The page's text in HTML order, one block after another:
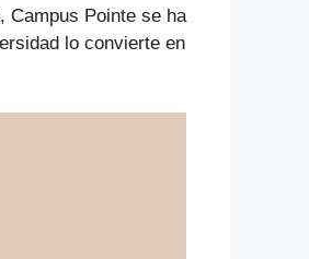
Campus Pointe se ha
lo convierte en